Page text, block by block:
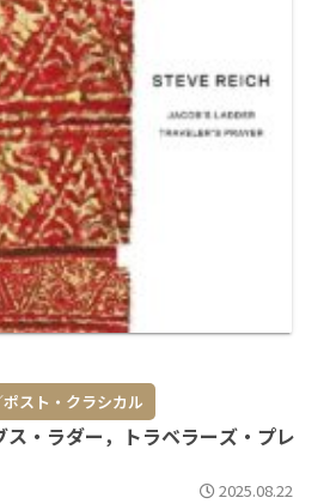
ポスト・クラシカル
ス・ラダー，トラベラーズ・プレ
2025.08.22